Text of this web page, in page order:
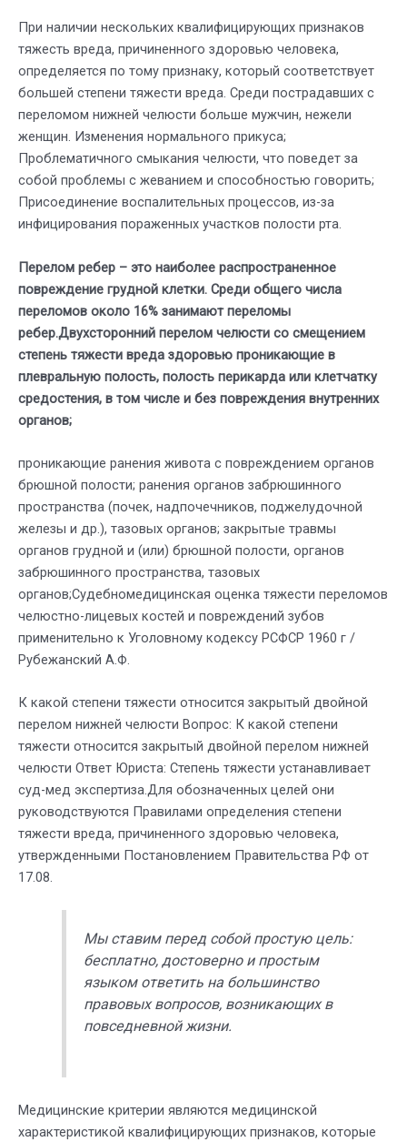
При наличии нескольких квалифицирующих признаков
тяжесть вреда, причиненного здоровью человека,
определяется по тому признаку, который соответствует
большей степени тяжести вреда. Среди пострадавших с
переломом нижней челюсти больше мужчин, нежели
женщин. Изменения нормального прикуса;
Проблематичного смыкания челюсти, что поведет за
собой проблемы с жеванием и способностью говорить;
Присоединение воспалительных процессов, из-за
инфицирования пораженных участков полости рта.
Перелом ребер – это наиболее распространенное
повреждение грудной клетки. Среди общего числа
переломов около 16% занимают переломы
ребер.Двухсторонний перелом челюсти со смещением
степень тяжести вреда здоровью проникающие в
плевральную полость, полость перикарда или клетчатку
средостения, в том числе и без повреждения внутренних
органов;
проникающие ранения живота с повреждением органов
брюшной полости; ранения органов забрюшинного
пространства (почек, надпочечников, поджелудочной
железы и др.), тазовых органов; закрытые травмы
органов грудной и (или) брюшной полости, органов
забрюшинного пространства, тазовых
органов;Судебномедицинская оценка тяжести переломов
челюстно-лицевых костей и повреждений зубов
применительно к Уголовному кодексу РСФСР 1960 г /
Рубежанский А.Ф.
К какой степени тяжести относится закрытый двойной
перелом нижней челюсти Вопрос: К какой степени
тяжести относится закрытый двойной перелом нижней
челюсти Ответ Юриста: Степень тяжести устанавливает
суд-мед экспертиза.Для обозначенных целей они
руководствуются Правилами определения степени
тяжести вреда, причиненного здоровью человека,
утвержденными Постановлением Правительства РФ от
17.08.
Мы ставим перед собой простую цель:
бесплатно, достоверно и простым
языком ответить на большинство
правовых вопросов, возникающих в
повседневной жизни.
Медицинские критерии являются медицинской
характеристикой квалифицирующих признаков, которые